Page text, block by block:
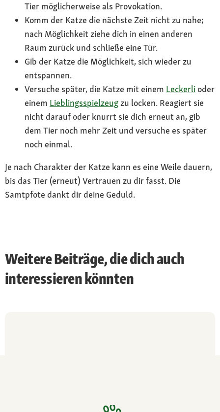
Tier möglicherweise als Provokation.
Komm der Katze die nächste Zeit nicht zu nahe;
nach Möglichkeit ziehe dich in einen anderen
Raum zurück und schließe eine Tür.
Gib der Katze die Möglichkeit, sich wieder zu
entspannen.
Versuche später, die Katze mit einem Leckerli oder
einem Lieblingsspielzeugzu locken. Reagiert sie
nicht darauf oder knurrt sie dich erneut an, gib
dem Tier noch mehr Zeit und versuche es später
noch einmal.
Je nach Charakter der Katze kann es eine Weile dauern,
bis das Tier (erneut) Vertrauen zu dir fasst. Die
Samtpfote dankt dir deine Geduld.
Weitere Beiträge, die dich auch
interessieren könnten